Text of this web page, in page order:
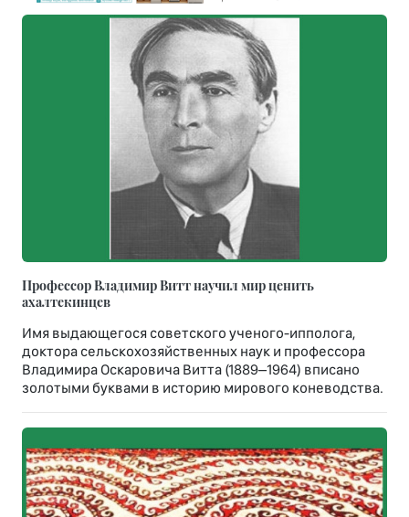
Профессор Владимир Витт научил мир ценить
ахалтекинцев
Имя выдающегося советского ученого-ипполога,
доктора сельскохозяйственных наук и профессора
Владимира Оскаровича Витта (1889–1964) вписано
золотыми буквами в историю мирового коневодства.